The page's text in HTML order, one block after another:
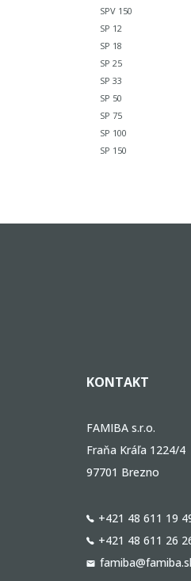
SPV 150
SP 12
SP 18
SP 25
SP 33
SP 50
SP 75
SP 100
SP 150
KONTAKT
FAMIBA s.r.o.
Fraňa Kráľa 1224/4
97701 Brezno
+421 48 611 19
+421 48 611 26